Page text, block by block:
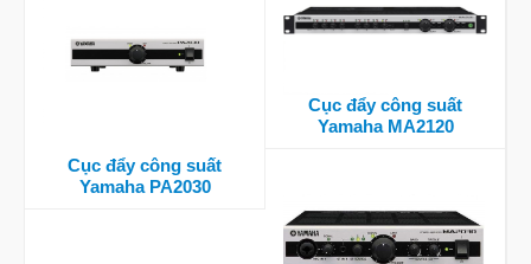
Cục đẩy công suất
Yamaha PA2030
Cục đẩy công suất
Yamaha MA2120